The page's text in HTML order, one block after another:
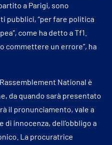
a Parigi, sono
pubblici, “per fare politica
come ha detto a Tf1.
commettere un errore”, ha
National è
da quando sarà presentato
il pronunciamento, vale a
innocenza, dell’obbligo a
La procuratrice